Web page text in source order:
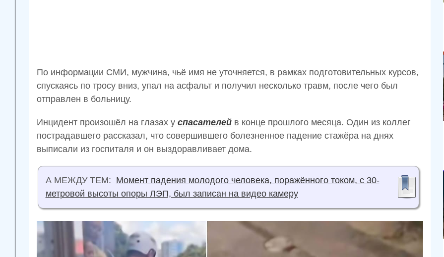
По информации СМИ, мужчина, чьё имя не уточняется, в рамках подготовительных курсов,
спускаясь по тросу вниз, упал на асфальт и получил несколько травм, после чего был
отправлен в больницу.
Инцидент произошёл на глазах у спасателейв конце прошлого месяца. Один из коллег
пострадавшего рассказал, что совершившего болезненное падение стажёра на днях
выписали из госпиталя и он выздоравливает дома.
А МЕЖДУ ТЕМ: Момент падения молодого человека, поражённого током, с 30-
метровой высоты опоры ЛЭП, был записан на видео камеру